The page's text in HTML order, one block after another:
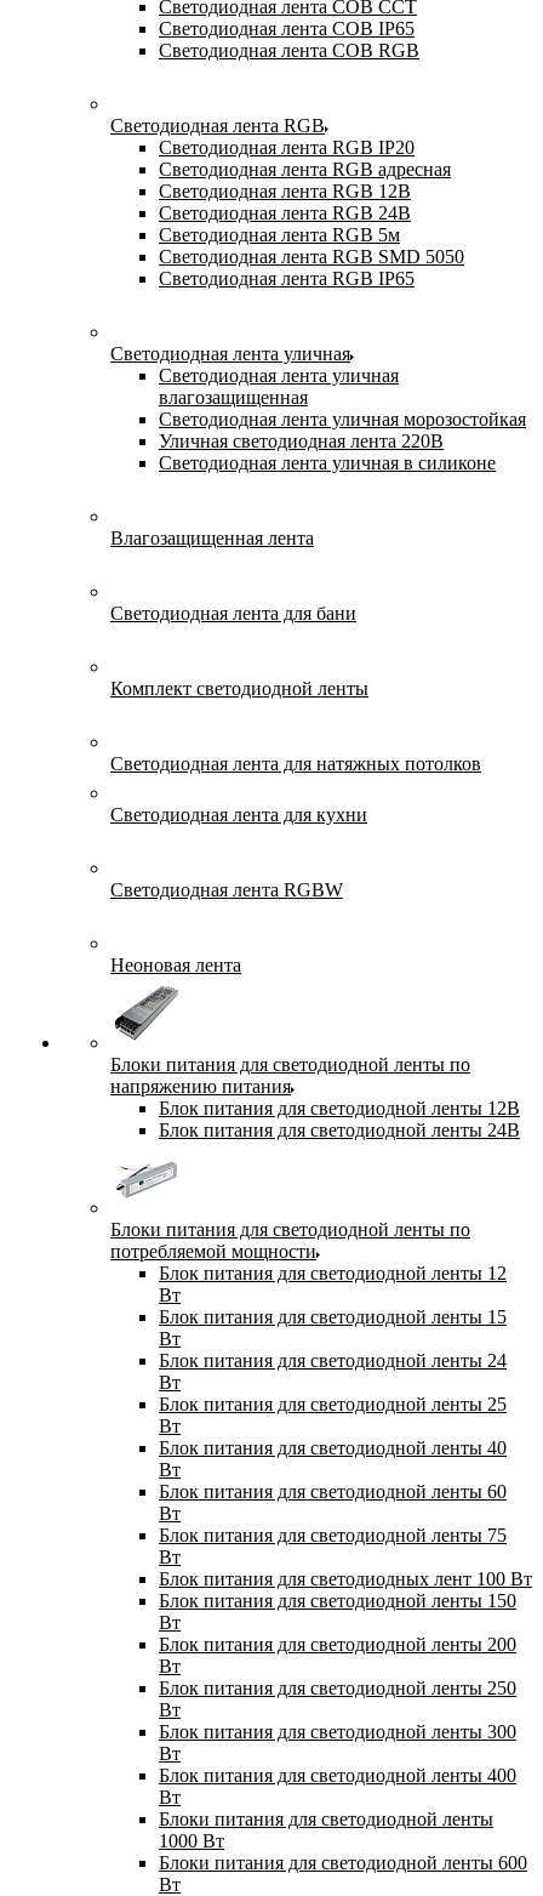
Светодиодная лента COB CCT
Светодиодная лента COB IP65
Светодиодная лента COB RGB
Светодиодная лента RGB
Светодиодная лента RGB IP20
Светодиодная лента RGB адресная
Светодиодная лента RGB 12В
Светодиодная лента RGB 24В
Светодиодная лента RGB 5м
Светодиодная лента RGB SMD 5050
Светодиодная лента RGB IP65
Светодиодная лента уличная
Светодиодная лента уличная
влагозащищенная
Светодиодная лента уличная морозостойкая
Уличная светодиодная лента 220В
Светодиодная лента уличная в силиконе
Влагозащищенная лента
Светодиодная лента для бани
Комплект светодиодной ленты
Светодиодная лента для натяжных потолков
Светодиодная лента для кухни
Светодиодная лента RGBW
Неоновая лента
Блоки питания для светодиодной ленты по
напряжению питания
Блок питания для светодиодной ленты 12В
Блок питания для светодиодной ленты 24В
Блоки питания для светодиодной ленты по
потребляемой мощности
Блок питания для светодиодной ленты 12
Вт
Блок питания для светодиодной ленты 15
Вт
Блок питания для светодиодной ленты 24
Вт
Блок питания для светодиодной ленты 25
Вт
Блок питания для светодиодной ленты 40
Вт
Блок питания для светодиодной ленты 60
Вт
Блок питания для светодиодной ленты 75
Вт
Блок питания для светодиодных лент 100 Вт
Блок питания для светодиодной ленты 150
Вт
Блок питания для светодиодной ленты 200
Вт
Блок питания для светодиодной ленты 250
Вт
Блок питания для светодиодной ленты 300
Вт
Блок питания для светодиодной ленты 400
Вт
Блоки питания для светодиодной ленты
1000 Вт
Блоки питания для светодиодной ленты 600
Вт